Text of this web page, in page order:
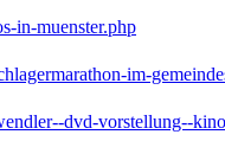
in-muenster.php
im-
dvd-vorstellung--